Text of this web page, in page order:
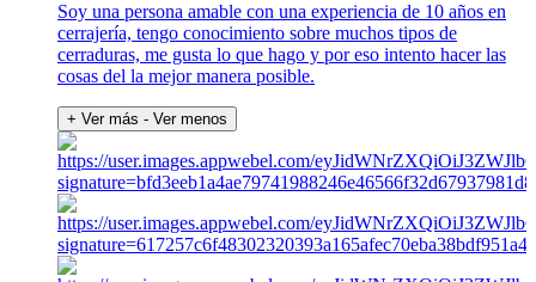
Soy una persona amable con una experiencia de 10 años en
cerrajería, tengo conocimiento sobre muchos tipos de
cerraduras, me gusta lo que hago y por eso intento hacer las
cosas del la mejor manera posible.
+ Ver más - Ver menos